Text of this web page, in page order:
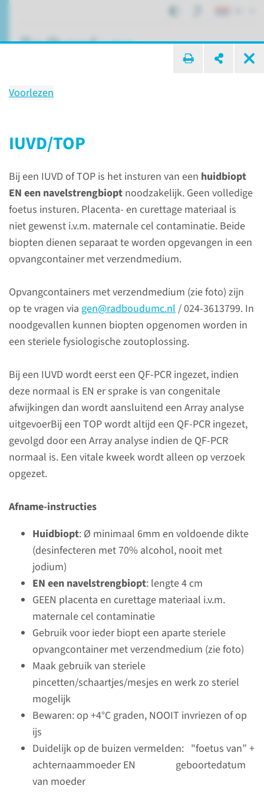
Voorlezen
IUVD/TOP
Bij een IUVD of TOP is het insturen van een huidbiopt
EN een navelstrengbiopt noodzakelijk. Geen volledige
foetus insturen. Placenta- en curettage materiaal is
niet gewenst i.v.m. maternale cel contaminatie. Beide
biopten dienen separaat te worden opgevangen in een
opvangcontainer met verzendmedium.
Opvangcontainers met verzendmedium (zie foto) zijn
op te vragen via gen@radboudumc.nl/ 024-3613799. In
noodgevallen kunnen biopten opgenomen worden in
een steriele fysiologische zoutoplossing.
Bij een IUVD wordt eerst een QF-PCR ingezet, indien
deze normaal is EN er sprake is van congenitale
afwijkingen dan wordt aansluitend een Array analyse
uitgevoerBij een TOP wordt altijd een QF-PCR ingezet,
gevolgd door een Array analyse indien de QF-PCR
normaal is. Een vitale kweek wordt alleen op verzoek
opgezet.
Afname-instructies
Huidbiopt: Ø minimaal 6mm en voldoende dikte
(desinfecteren met 70% alcohol, nooit met
jodium)
EN een navelstrengbiopt: lengte 4 cm
GEEN placenta en curettage materiaal i.v.m.
maternale cel contaminatie
Gebruik voor ieder biopt een aparte steriele
opvangcontainer met verzendmedium (zie foto)
Maak gebruik van steriele
pincetten/schaartjes/mesjes en werk zo steriel
mogelijk
Bewaren: op +4°C graden, NOOIT invriezen of op
ijs
Duidelijk op de buizen vermelden: "foetus van” +
achternaammoeder EN geboortedatum
van moeder
Genoomdiagnostiek
Over
genoomdiagnostiek
Wij verrichten zowel prenatale
als postnatale diagnostiek.
Hierbij maken we gebruik van
de meest innovatieve en
geavanceerde
analysetechnieken. Binnen ons
neurochemische diagnostiek
aan voor een groot aantal
erfelijke en aangeboren
aandoeningen.
lees meer
Genetische diagnostiek
aanvragen
vraag uw test aan
Metabole en